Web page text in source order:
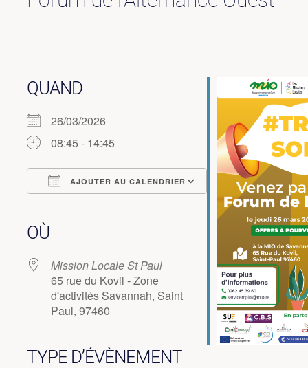
QUAND
26/03/2026
08:45 - 14:45
AJOUTER AU CALENDRIER
Outlook Live
OÙ
Mission Locale St Paul
65 rue du Kovil - Zone
d'activités Savannah, Saint
Paul, 97460
TYPE D’ÉVÈNEMENT